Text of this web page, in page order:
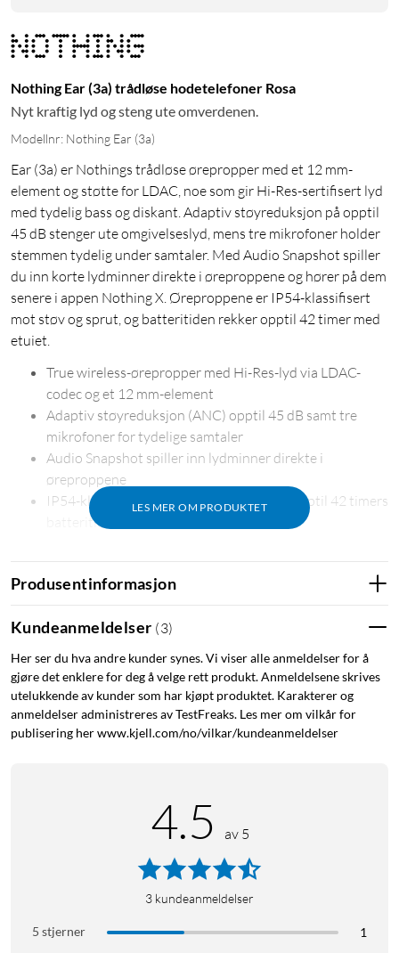
Nothing Ear (3a) trådløse hodetelefoner Rosa
Nyt kraftig lyd og steng ute omverdenen.
Modellnr: Nothing Ear (3a)
Ear (3a) er Nothings trådløse ørepropper med et 12 mm-
element og støtte for LDAC, noe som gir Hi-Res-sertifisert lyd
med tydelig bass og diskant. Adaptiv støyreduksjon på opptil
45 dB stenger ute omgivelseslyd, mens tre mikrofoner holder
stemmen tydelig under samtaler. Med Audio Snapshot spiller
du inn korte lydminner direkte i øreproppene og hører på dem
senere i appen Nothing X. Øreproppene er IP54-klassifisert
mot støv og sprut, og batteritiden rekker opptil 42 timer med
etuiet.
LES MER OM PRODUKTET
True wireless-ørepropper med Hi-Res-lyd via LDAC-
codec og et 12 mm-element
Adaptiv støyreduksjon (ANC) opptil 45 dB samt tre
mikrofoner for tydelige samtaler
Audio Snapshot spiller inn lydminner direkte i
øreproppene
IP54-klassifisert mot støv og sprut, med opptil 42 timers
batteritid via etuiet
Kraftigere lyd med LDAC
12 mm-elementet er større enn i forgjengeren Ear (a) og gir
opptil 5 dB kraftigere bass. Ear (3a) er Hi-Res Audio-sertifisert
og støtter LDAC-codec for høyoppløst, tilnærmet tapsfri
lydoverføring fra enheter som har kodingen.
Adaptiv støyreduksjon og tydelige samtaler
som lekker inn i øret. Tre mikrofoner og Clear Voice
Technology, trent på over 28 millioner lydscenarier, holder
stemmen tydelig under samtaler ved å filtrere bort vind,
trafikk og annen bakgrunnsstøy.
Romlig lyd for film og spill
Produsentinformasjon
Kundeanmeldelser (3)
Her ser du hva andre kunder synes. Vi viser alle anmeldelser for å
gjøre det enklere for deg å velge rett produkt. Anmeldelsene skrives
utelukkende av kunder som har kjøpt produktet. Karakterer og
anmeldelser administreres av TestFreaks. Les mer om vilkår for
publisering her www.kjell.com/no/vilkar/kundeanmeldelser
4.5 av 5
3 kundeanmeldelser
5 stjerner
1